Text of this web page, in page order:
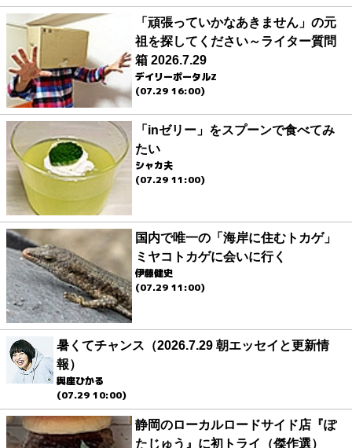
「頑張っていかなあきません」の元
祖を探してください～ライター質問
箱 2026.7.29
デイリーポータルZ
(07.29 16:00)
「inゼリー」をスプーンで食べてみ
たい
シャカ夫
(07.29 11:00)
国内で唯一の「海岸に住むトカゲ」
ミヤコトカゲに会いに行く
伊藤健史
(07.29 11:00)
暑くてチャンス（2026.7.29 朝エッセイと更新情
報）
與座ひかる
(07.29 10:00)
静岡のローカルロードサイド店『ぽ
たじゅう』に初トライ（傑作選）